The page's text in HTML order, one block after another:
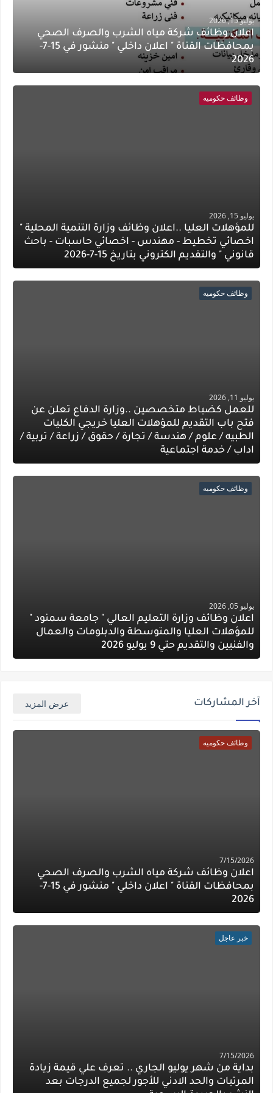
يوليو 15, 2026
اعلان وظائف شركة مياه الشرب والصرف الصحي
بمحافظات القناة " اعلان داخلي " منشور في 15-7-
2026
وظائف حكوميه
يوليو 15, 2026
للمؤهلات العليا ..اعلان وظائف وزارة التنمية المحلية "
اخصائي تخطيط - مهندس - اخصائي حاسبات - باحث
قانوني " والتقديم الكتروني بتاريخ 15-7-2026
وظائف حكوميه
يوليو 11, 2026
للعمل كضباط متخصصين ..وزارة الدفاع تعلن عن
فتح باب التقديم للمؤهلات العليا خريجي الكليات
الطبيه / علوم / هندسة / تجارة / حقوق / زراعة / تربية /
اداب / خدمة اجتماعية
وظائف حكوميه
يوليو 05, 2026
اعلان وظائف وزارة التعليم العالي " جامعة سمنود "
للمؤهلات العليا والمتوسطة والدبلومات والعمال
والفنيين والتقديم حتي 9 يوليو 2026
آخر المشاركات عرض المزيد
وظائف حكوميه
7/15/2026
اعلان وظائف شركة مياه الشرب والصرف الصحي
بمحافظات القناة " اعلان داخلي " منشور في 15-7-
2026
خبر عاجل
7/15/2026
بداية من شهر يوليو الجاري .. تعرف علي قيمة زيادة
المرتبات والحد الادني للأجور لجميع الدرجات بعد